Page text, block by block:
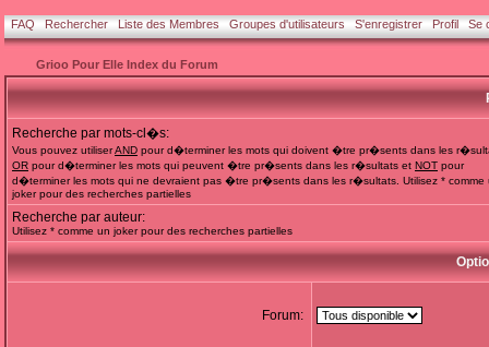
FAQ Rechercher Liste des Membres Groupes d'utilisateurs S'enregistrer Profil Se
Grioo Pour Elle Index du Forum
Recherche par mots-cl�s:
Vous pouvez utiliserAND pour d�terminer les mots qui doivent �tre pr�sents dans les
OR pour d�terminer les mots qui peuvent �tre pr�sents dans les r�sultats et NOT pour
d�terminer les mots qui ne devraient pas �tre pr�sents dans les r�sultats. Utilisez * comme
joker pour des recherches partielles
Recherche par auteur:
Utilisez * comme un joker pour des recherches partielles
Forum: